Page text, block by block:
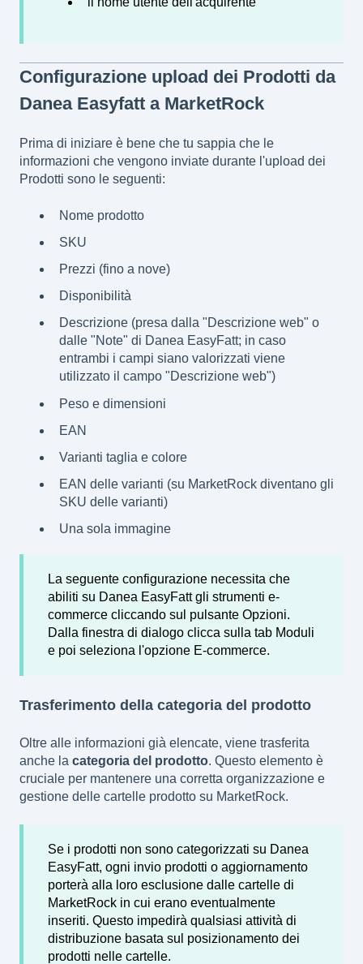
Configurazione upload dei Prodotti da
Danea Easyfatt a MarketRock
Prima di iniziare è bene che tu sappia che le
informazioni che vengono inviate durante l'upload dei
Prodotti sono le seguenti:
Nome prodotto
SKU
Prezzi (fino a nove)
Disponibilità
Descrizione (presa dalla "Descrizione web" o
dalle "Note" di Danea EasyFatt; in caso
entrambi i campi siano valorizzati viene
utilizzato il campo "Descrizione web")
Peso e dimensioni
EAN
Varianti taglia e colore
EAN delle varianti (su MarketRock diventano gli
SKU delle varianti)
Una sola immagine
La seguente configurazione necessita che
abiliti su Danea EasyFatt gli strumenti e-
commerce cliccando sul pulsante Opzioni.
Dalla finestra di dialogo clicca sulla tab Moduli
e poi seleziona l'opzione E-commerce.
Trasferimento della categoria del prodotto
Oltre alle informazioni già elencate, viene trasferita
anche la categoria del prodotto. Questo elemento è
cruciale per mantenere una corretta organizzazione e
gestione delle cartelle prodotto su MarketRock.
Se i prodotti non sono categorizzati su Danea
EasyFatt, ogni invio prodotti o aggiornamento
porterà alla loro esclusione dalle cartelle di
MarketRock in cui erano eventualmente
inseriti. Questo impedirà qualsiasi attività di
distribuzione basata sul posizionamento dei
prodotti nelle cartelle.